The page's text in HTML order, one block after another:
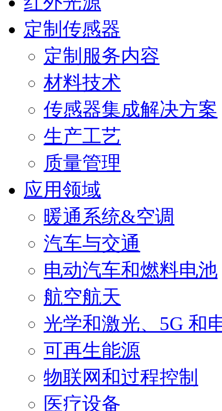
定制传感器
定制服务内容
材料技术
传感器集成解决方案
生产工艺
质量管理
应用领域
暖通系统&空调
汽车与交通
电动汽车和燃料电池
航空航天
光学和激光、5G 和
可再生能源
物联网和过程控制
医疗设备